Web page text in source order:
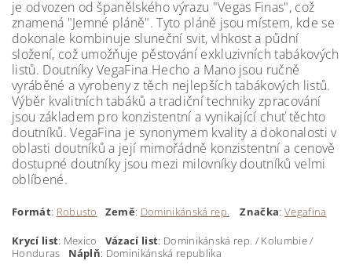
je odvozen od španělského výrazu "Vegas Finas", což
znamená "Jemné pláně". Tyto pláně jsou místem, kde se
dokonale kombinuje sluneční svit, vlhkost a půdní
složení, což umožňuje pěstování exkluzivních tabákových
listů. Doutníky VegaFina Hecho a Mano jsou ručně
vyráběné a vyrobeny z těch nejlepších tabákových listů.
Výběr kvalitních tabáků a tradiční techniky zpracování
jsou základem pro konzistentní a vynikající chuť těchto
doutníků. VegaFina je synonymem kvality a dokonalosti v
oblasti doutníků a její mimořádně konzistentní a cenově
dostupné doutníky jsou mezi milovníky doutníků velmi
oblíbené.
Formát: Robusto Země: Dominikánská rep. Značka: Vegafina
Krycí list: Mexico Vázací list: Dominikánská rep. / Kolumbie /
Honduras Náplň: Dominikánská republika